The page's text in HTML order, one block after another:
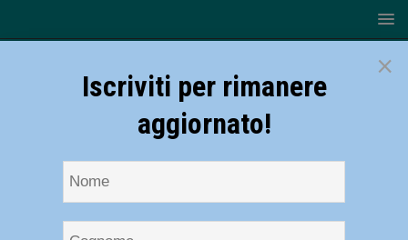
×
Iscriviti per rimanere
aggiornato!